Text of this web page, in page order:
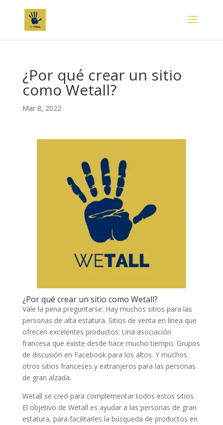
¿Por qué crear un sitio
como Wetall?
Mar 8, 2022
¿Por qué crear un sitio como Wetall?
Vale la pena preguntarse. Hay muchos sitios para las
personas de alta estatura. Sitios de venta en línea que
ofrecen excelentes productos. Una asociación
francesa que existe desde hace mucho tiempo. Grupos
de discusión en Facebook para los altos. Y muchos
otros sitios franceses y extranjeros para las personas
de gran alzada.
Wetall se creó para complementar todos estos sitios.
El objetivo de Wetall es ayudar a las personas de gran
estatura, para facilitarles la búsqueda de productos en